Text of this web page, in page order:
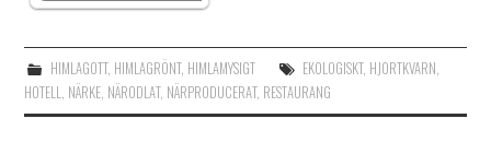
HIMLAGOTT, HIMLAGRÖNT, HIMLAMYSIGT EKOLOGISKT, HJORTKVARN
HOTELL NÄRKE NÄRODLAT, NÄRPRODUCERAT, RESTAURANG